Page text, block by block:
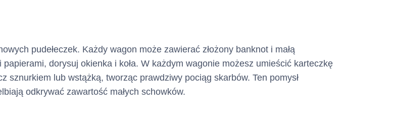
Nie dotyczy
pudełeczek. Każdy wagon może zawierać złożony banknot i małą
dorysuj okienka i koła. W każdym wagonie możesz umieścić karteczkę
sznurkiem lub wstążką, tworząc prawdziwy pociąg skarbów. Ten pomysł
odkrywać zawartość małych schowków.